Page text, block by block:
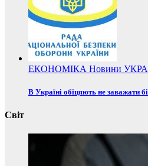
ЕКОНОМІКА Новини
В Україні обіцяють не заважати
Світ